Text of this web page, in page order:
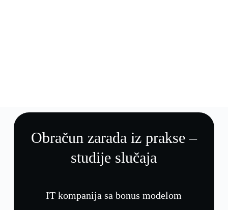
Obračun zarada iz prakse –
studije slučaja
IT kompanija sa bonus modelom